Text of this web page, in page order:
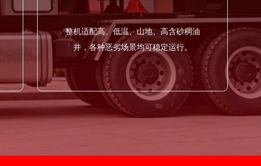
整机适配高、低温、山地、高含砂稠油
井，各种恶劣场景均可稳定运行。